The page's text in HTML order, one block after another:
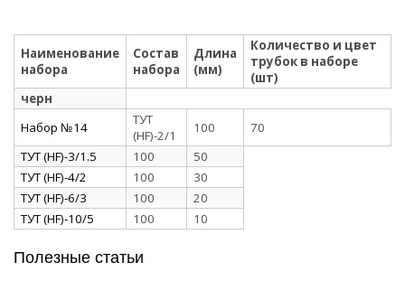
Наименование
набора
Состав
набора
Длина
(мм)
Количество и цвет
трубок в наборе
(шт)
черн
Набор №14
ТУТ
(HF)-2/1
100
70
ТУТ (HF)-3/1.5
100
50
ТУТ (HF)-4/2
100
30
ТУТ (HF)-6/3
100
20
ТУТ (HF)-10/5
100 10
Полезные статьи